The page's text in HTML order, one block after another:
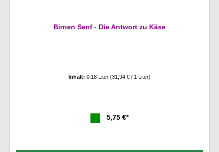
Birnen Senf - Die Antwort zu Käse
Inhalt: 0.18 Liter (31,94 € / 1 Liter)
5,75 €*